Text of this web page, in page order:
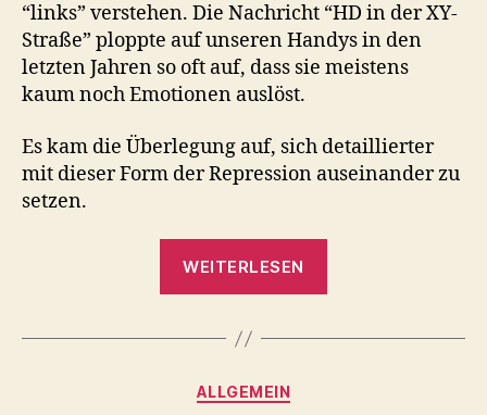
“links” verstehen. Die Nachricht “HD in der XY-
Straße” ploppte auf unseren Handys in den
letzten Jahren so oft auf, dass sie meistens
kaum noch Emotionen auslöst.
Es kam die Überlegung auf, sich detaillierter
mit dieser Form der Repression auseinander zu
setzen.
WEITERLESEN
Paris
Kategorien
ALLGEMEIN